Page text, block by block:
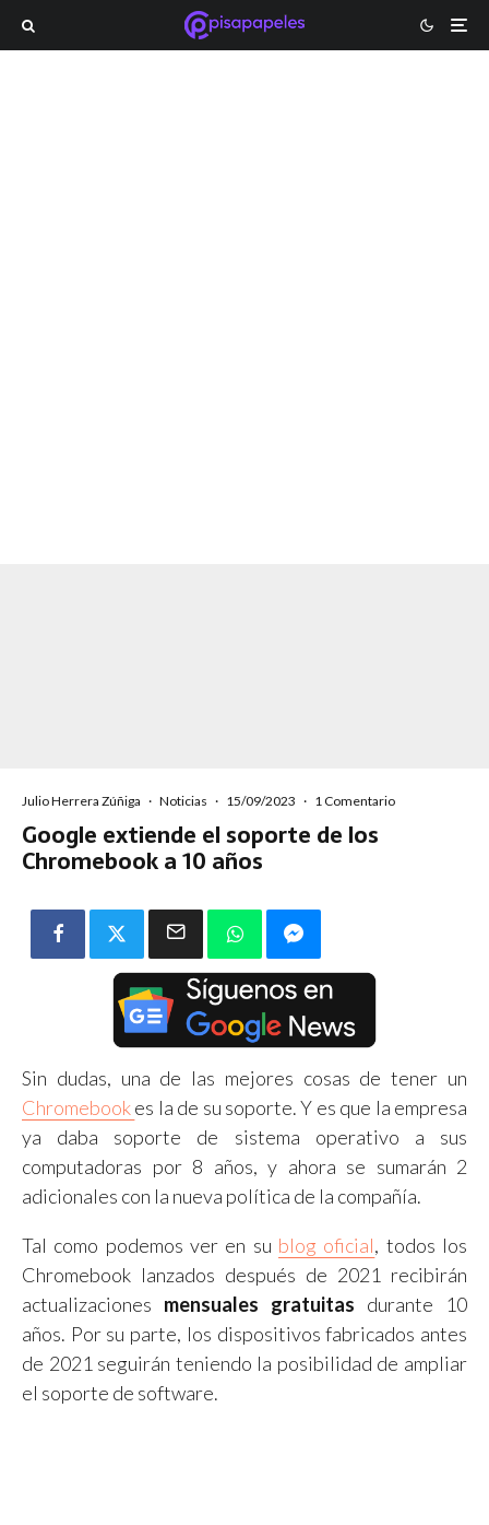
Julio Herrera Zúñiga · Noticias · 15/09/2023 · 1 Comentario
Google extiende el soporte de los
Chromebook a 10 años
Sin dudas, una de las mejores cosas de tener un
Chromebookes la de su soporte. Y es que la empresa
ya daba soporte de sistema operativo a sus
computadoras por 8 años, y ahora se sumarán 2
adicionales con la nueva política de la compañía.
Tal como podemos ver en su blog oficial, todos los
Chromebook lanzados después de 2021 recibirán
actualizaciones mensuales gratuitas durante 10
años. Por su parte, los dispositivos fabricados antes
de 2021 seguirán teniendo la posibilidad de ampliar
el soporte de software.